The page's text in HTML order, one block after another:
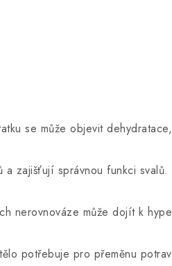
se může objevit
zajišťují správnou funkci
nerovnováze může dojít k
potřebuje pro přeměnu